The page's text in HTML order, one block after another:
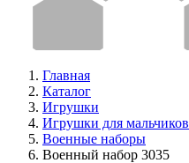
Главная
Каталог
Игрушки
Игрушки для мальчиков
Военные наборы
Военный набор 3035